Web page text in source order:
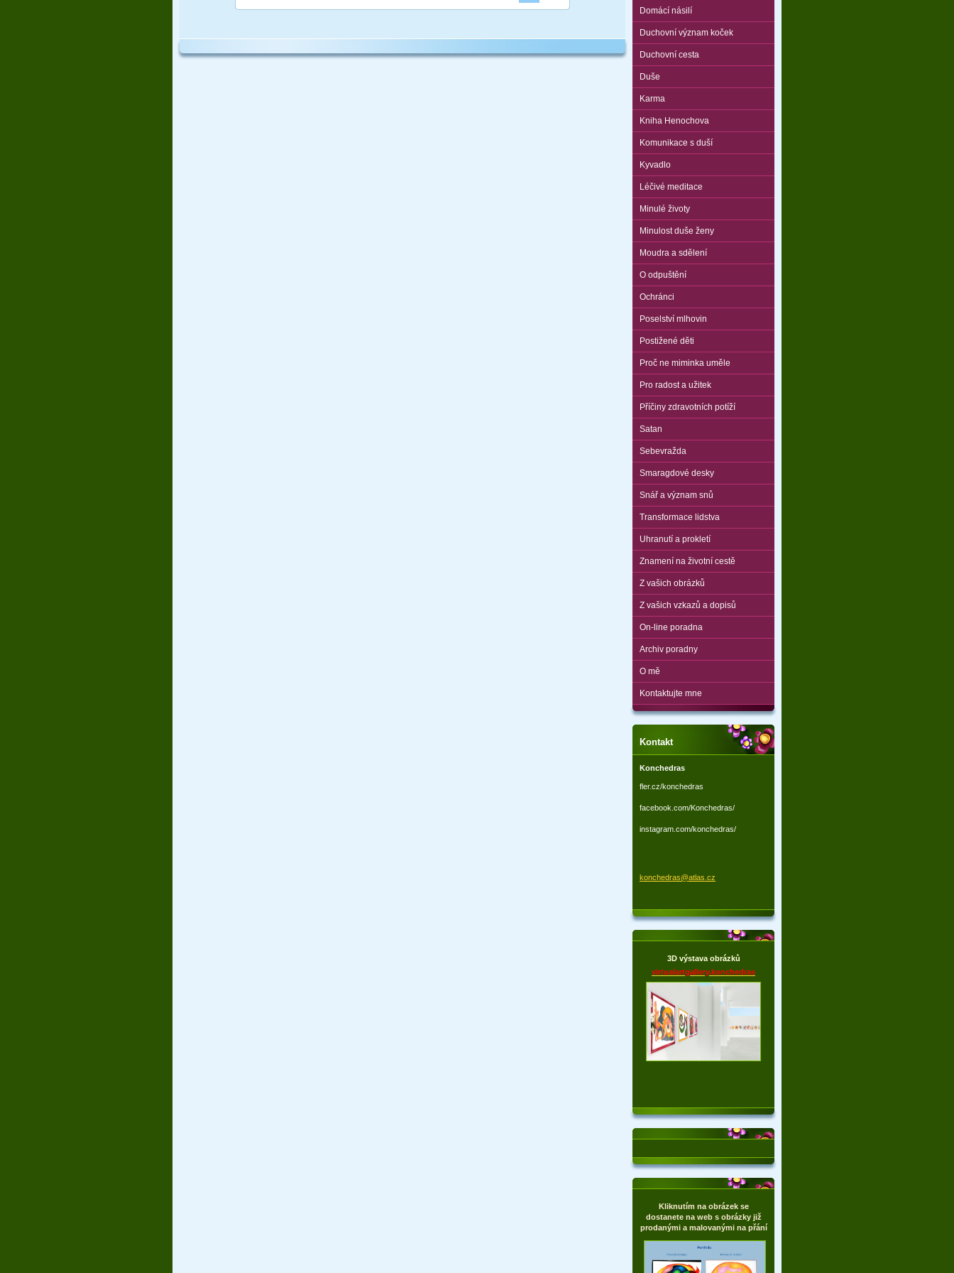
Domácí násilí
Duchovní význam koček
Duchovní cesta
Duše
Karma
Kniha Henochova
Komunikace s duší
Kyvadlo
Léčivé meditace
Minulé životy
Minulost duše ženy
Moudra a sdělení
O odpuštění
Ochránci
Poselství mlhovin
Postižené děti
Proč ne miminka uměle
Pro radost a užitek
Příčiny zdravotních potíží
Satan
Sebevražda
Smaragdové desky
Snář a význam snů
Transformace lidstva
Uhranutí a prokletí
Znamení na životní cestě
Z vašich obrázků
Z vašich vzkazů a dopisů
On-line poradna
Archiv poradny
O mě
Kontaktujte mne
Kontakt
Konchedras
fler.cz/konchedras
facebook.com/Konchedras/
instagram.com/konchedras/
konchedras@atlas .cz
3D výstava obrázků
virtualartgallery.konchedras
Kliknutím na obrázek se
dostanete na web s obrázky již
prodanými a malovanými na přání